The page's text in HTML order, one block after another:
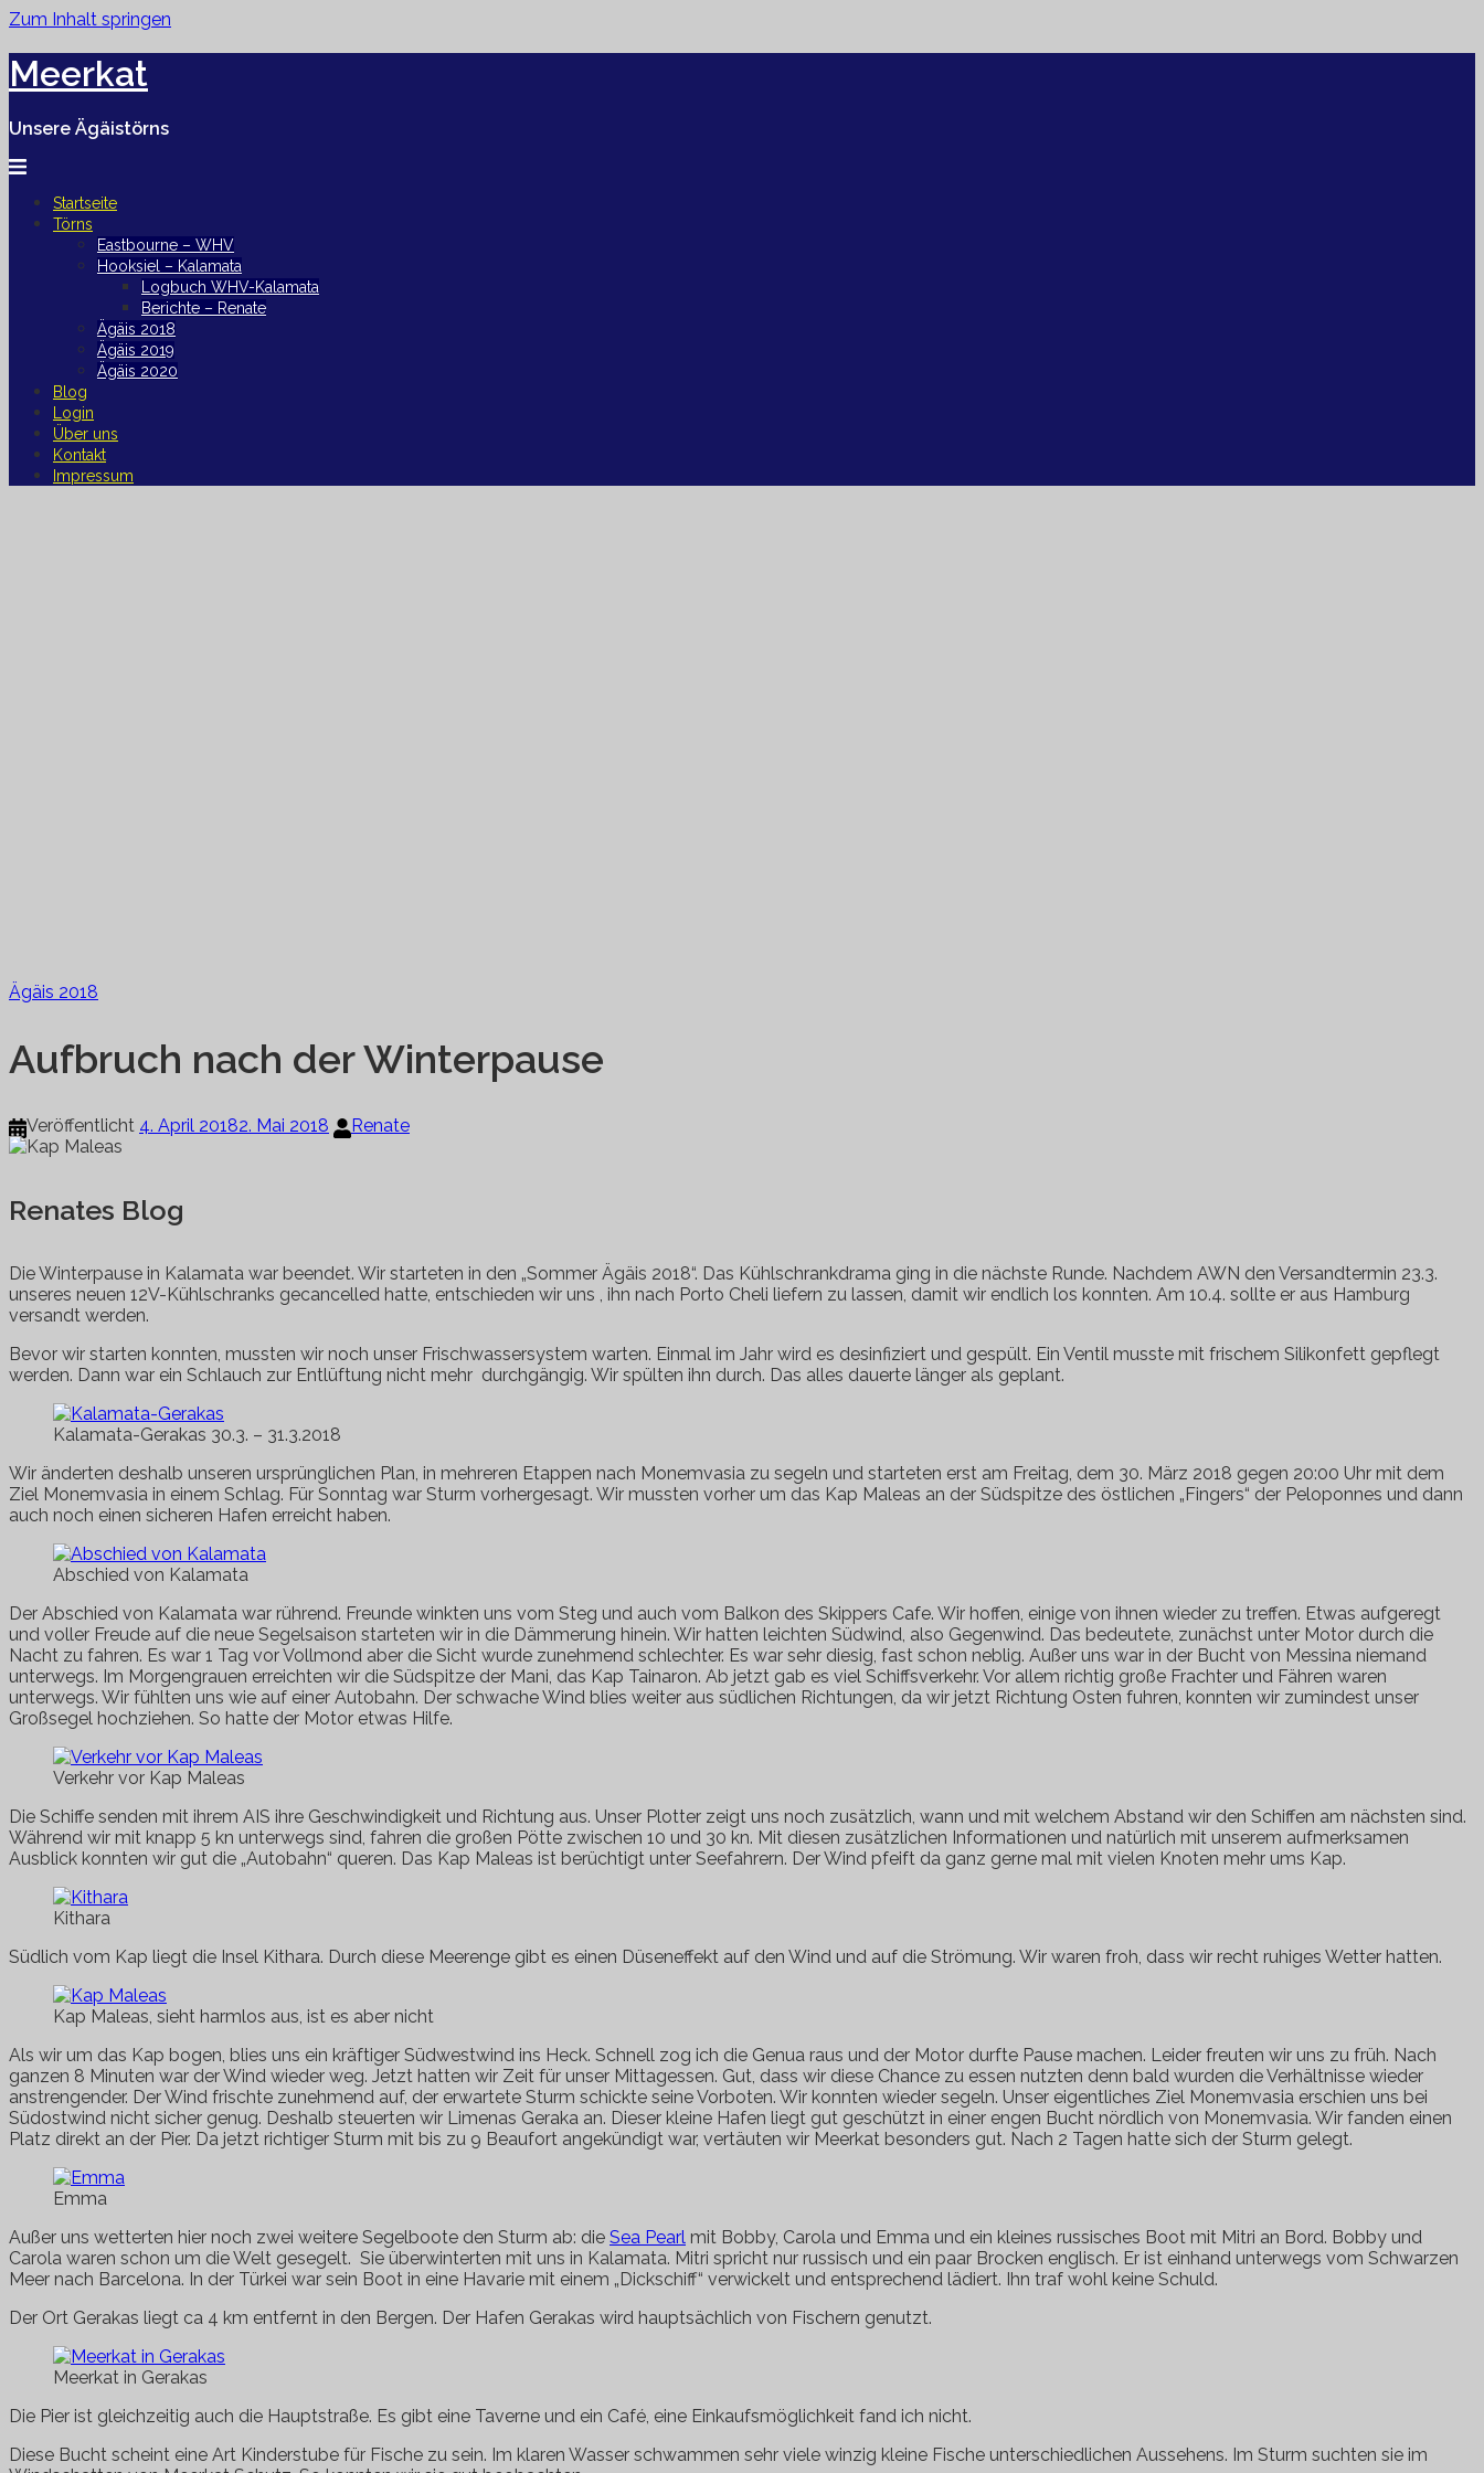
Zum Inhalt springen
Meerkat
Unsere Ägäistörns
Startseite
Törns
Eastbourne – WHV
Hooksiel – Kalamata
Logbuch WHV-Kalamata
Berichte – Renate
Ägäis 2018
Ägäis 2019
Ägäis 2020
Blog
Login
Über uns
Kontakt
Impressum
Ägäis 2018
Aufbruch nach der Winterpause
Veröffentlicht 4. April 20182. Mai 2018 Renate
Renates Blog
Die Winterpause in Kalamata war beendet. Wir starteten in den „Sommer Ägäis 2018“. Das Kühlschrankdrama ging in die nächste Runde. Nachdem AWN den Versandtermin 23.3.
unseres neuen 12V-Kühlschranks gecancelled hatte, entschieden wir uns , ihn nach Porto Cheli liefern zu lassen, damit wir endlich los konnten. Am 10.4. sollte er aus Hamburg
versandt werden.
Bevor wir starten konnten, mussten wir noch unser Frischwassersystem warten. Einmal im Jahr wird es desinfiziert und gespült. Ein Ventil musste mit frischem Silikonfett gepflegt
werden. Dann war ein Schlauch zur Entlüftung nicht mehr durchgängig. Wir spülten ihn durch. Das alles dauerte länger als geplant.
Kalamata-Gerakas 30.3. – 31.3.2018
Wir änderten deshalb unseren ursprünglichen Plan, in mehreren Etappen nach Monemvasia zu segeln und starteten erst am Freitag, dem 30. März 2018 gegen 20:00 Uhr mit dem
Ziel Monemvasia in einem Schlag. Für Sonntag war Sturm vorhergesagt. Wir mussten vorher um das Kap Maleas an der Südspitze des östlichen „Fingers“ der Peloponnes und dann
auch noch einen sicheren Hafen erreicht haben.
Abschied von Kalamata
Der Abschied von Kalamata war rührend. Freunde winkten uns vom Steg und auch vom Balkon des Skippers Cafe. Wir hoffen, einige von ihnen wieder zu treffen. Etwas aufgeregt
und voller Freude auf die neue Segelsaison starteten wir in die Dämmerung hinein. Wir hatten leichten Südwind, also Gegenwind. Das bedeutete, zunächst unter Motor durch die
Nacht zu fahren. Es war 1 Tag vor Vollmond aber die Sicht wurde zunehmend schlechter. Es war sehr diesig, fast schon neblig. Außer uns war in der Bucht von Messina niemand
unterwegs. Im Morgengrauen erreichten wir die Südspitze der Mani, das Kap Tainaron. Ab jetzt gab es viel Schiffsverkehr. Vor allem richtig große Frachter und Fähren waren
unterwegs. Wir fühlten uns wie auf einer Autobahn. Der schwache Wind blies weiter aus südlichen Richtungen, da wir jetzt Richtung Osten fuhren, konnten wir zumindest unser
Großsegel hochziehen. So hatte der Motor etwas Hilfe.
Verkehr vor Kap Maleas
Die Schiffe senden mit ihrem AIS ihre Geschwindigkeit und Richtung aus. Unser Plotter zeigt uns noch zusätzlich, wann und mit welchem Abstand wir den Schiffen am nächsten sind.
Während wir mit knapp 5 kn unterwegs sind, fahren die großen Pötte zwischen 10 und 30 kn. Mit diesen zusätzlichen Informationen und natürlich mit unserem aufmerksamen
Ausblick konnten wir gut die „Autobahn“ queren. Das Kap Maleas ist berüchtigt unter Seefahrern. Der Wind pfeift da ganz gerne mal mit vielen Knoten mehr ums Kap.
Kithara
Südlich vom Kap liegt die Insel Kithara. Durch diese Meerenge gibt es einen Düseneffekt auf den Wind und auf die Strömung. Wir waren froh, dass wir recht ruhiges Wetter hatten.
Kap Maleas, sieht harmlos aus, ist es aber nicht
Als wir um das Kap bogen, blies uns ein kräftiger Südwestwind ins Heck. Schnell zog ich die Genua raus und der Motor durfte Pause machen. Leider freuten wir uns zu früh. Nach
ganzen 8 Minuten war der Wind wieder weg. Jetzt hatten wir Zeit für unser Mittagessen. Gut, dass wir diese Chance zu essen nutzten denn bald wurden die Verhältnisse wieder
anstrengender. Der Wind frischte zunehmend auf, der erwartete Sturm schickte seine Vorboten. Wir konnten wieder segeln. Unser eigentliches Ziel Monemvasia erschien uns bei
Südostwind nicht sicher genug. Deshalb steuerten wir Limenas Geraka an. Dieser kleine Hafen liegt gut geschützt in einer engen Bucht nördlich von Monemvasia. Wir fanden einen
Platz direkt an der Pier. Da jetzt richtiger Sturm mit bis zu 9 Beaufort angekündigt war, vertäuten wir Meerkat besonders gut. Nach 2 Tagen hatte sich der Sturm gelegt.
Emma
Außer uns wetterten hier noch zwei weitere Segelboote den Sturm ab: die Sea Pearl mit Bobby, Carola und Emma und ein kleines russisches Boot mit Mitri an Bord. Bobby und
Carola waren schon um die Welt gesegelt. Sie überwinterten mit uns in Kalamata. Mitri spricht nur russisch und ein paar Brocken englisch. Er ist einhand unterwegs vom Schwarzen
Meer nach Barcelona. In der Türkei war sein Boot in eine Havarie mit einem „Dickschiff“ verwickelt und entsprechend lädiert. Ihn traf wohl keine Schuld.
Der Ort Gerakas liegt ca 4 km entfernt in den Bergen. Der Hafen Gerakas wird hauptsächlich von Fischern genutzt.
Meerkat in Gerakas
Die Pier ist gleichzeitig auch die Hauptstraße. Es gibt eine Taverne und ein Café, eine Einkaufsmöglichkeit fand ich nicht.
Diese Bucht scheint eine Art Kinderstube für Fische zu sein. Im klaren Wasser schwammen sehr viele winzig kleine Fische unterschiedlichen Aussehens. Im Sturm suchten sie im